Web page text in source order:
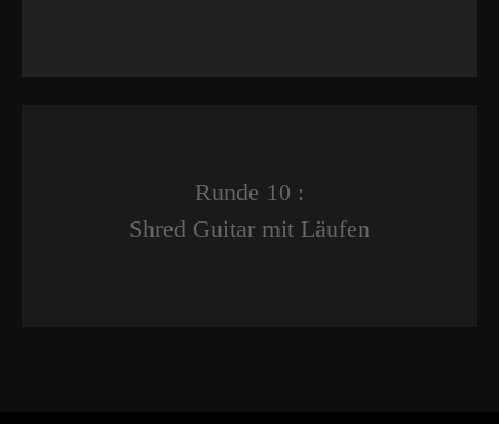
Runde 10 :
Shred Guitar mit Läufen